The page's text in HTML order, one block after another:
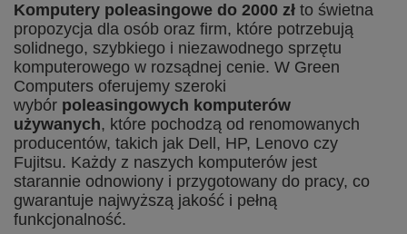
Komputery poleasingowe do 2000 zł to świetna
propozycja dla osób oraz firm, które potrzebują
solidnego, szybkiego i niezawodnego sprzętu
komputerowego w rozsądnej cenie. W Green
Computers oferujemy szeroki
wybór poleasingowych komputerów
używanych, które pochodzą od renomowanych
producentów, takich jak Dell, HP, Lenovo czy
Fujitsu. Każdy z naszych komputerów jest
starannie odnowiony i przygotowany do pracy, co
gwarantuje najwyższą jakość i pełną
funkcjonalność.